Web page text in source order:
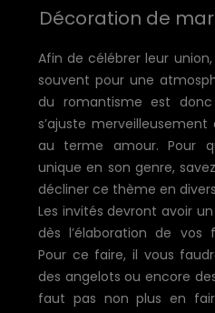
Décoration de
Afin de célébrer leur
souvent pour une
du romantisme est donc
s’ajuste
au terme amour. Pour
unique en son genre,
décliner ce thème en
Les invités devront avoir
dès l’élaboration de vos
Pour ce faire, il vous
des angelots ou encore
faut pas non plus en